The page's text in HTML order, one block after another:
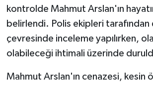
kontrolde Mahmut Arslan'ın
belirlendi. Polis ekipleri tarafından
çevresinde inceleme yapılırken,
olabileceği ihtimali üzerinde
Mahmut Arslan'ın cenazesi, kesin